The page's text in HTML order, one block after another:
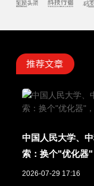
中国人民大学、
索：换个"优化器
2026-07-29 17:16